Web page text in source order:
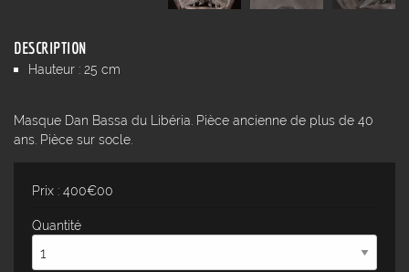
DESCRIPTION
Hauteur : 25 cm
Masque Dan Bassa du Libéria. Pièce ancienne de plus de 40
ans. Pièce sur socle.
Prix : 400€00
Quantité